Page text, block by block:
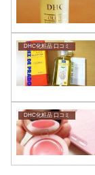
DHC化粧品 口コミ
DHC化粧品 口コミ